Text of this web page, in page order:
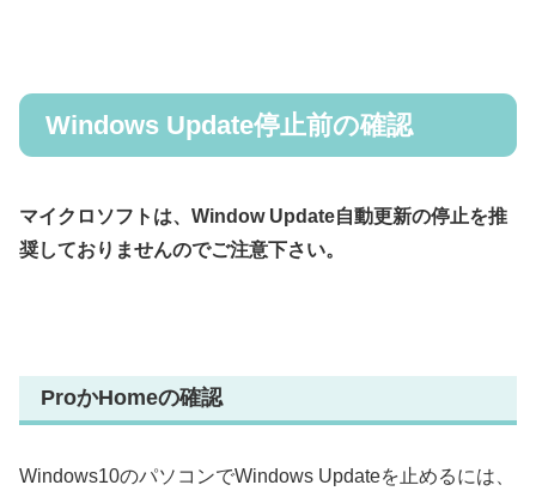
Windows Update停止前の確認
マイクロソフトは、Window Update自動更新の停止を推
奨しておりませんのでご注意下さい。
ProかHomeの確認
Windows10のパソコンでWindows Updateを止めるには、